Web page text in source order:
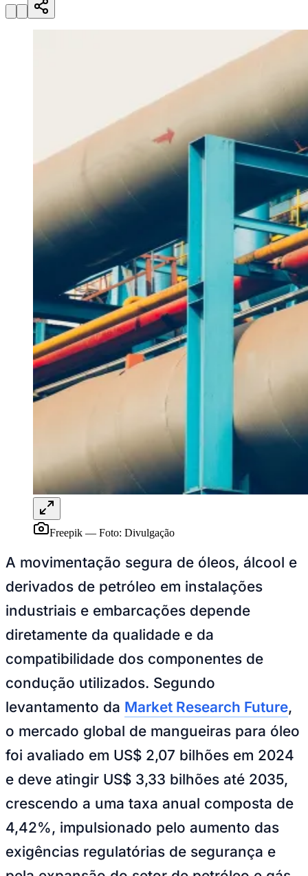
Sport
Freepik — Foto: Divulgação
A movimentação segura de óleos, álcool e
derivados de petróleo em instalações
industriais e embarcações depende
diretamente da qualidade e da
compatibilidade dos componentes de
condução utilizados. Segundo
levantamento da Market Research Future,
o mercado global de mangueiras para óleo
foi avaliado em US$ 2,07 bilhões em 2024
e deve atingir US$ 3,33 bilhões até 2035,
crescendo a uma taxa anual composta de
4,42%, impulsionado pelo aumento das
exigências regulatórias de segurança e